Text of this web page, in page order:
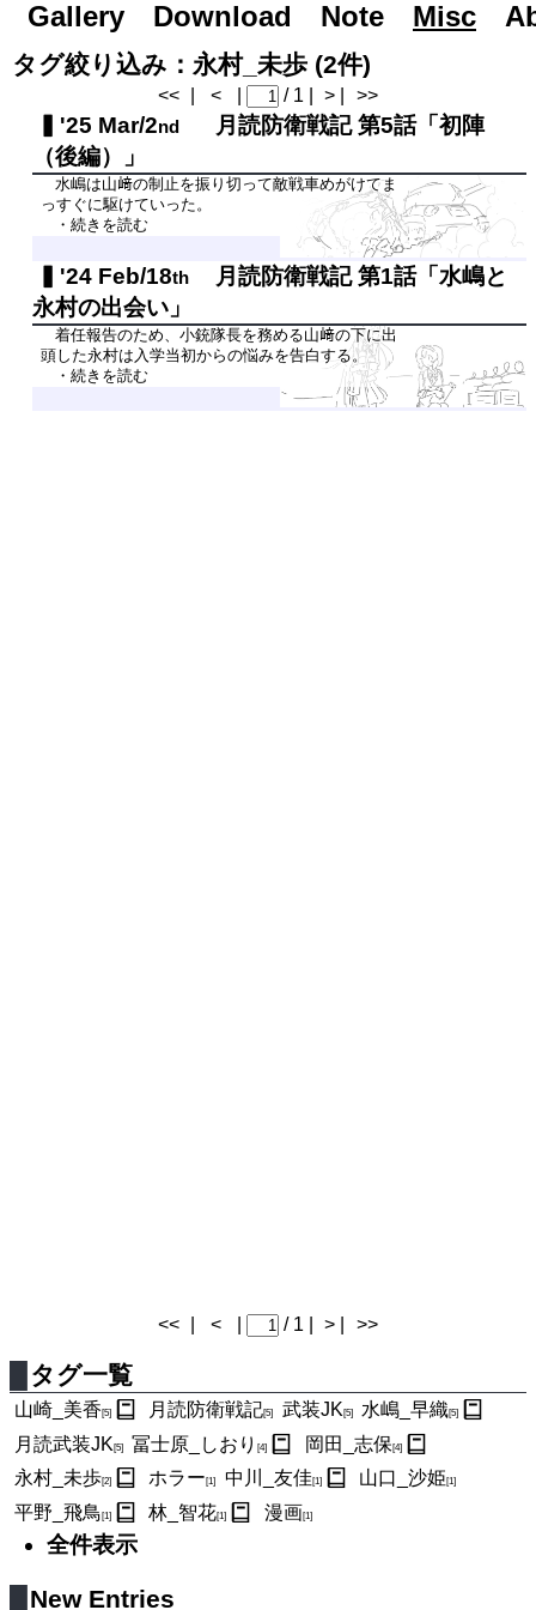
Road to Day After Tomorrow...
Gallery Download Note Misc
タグ絞り込み：永村_未歩 (2件)
<< < / 1 | > | >>
'25 Mar/2nd
月読防衛戦記 第5話「初陣
（後編）」
水嶋は山﨑の制止を振り切って敵戦車めがけてま
っすぐに駆けていった。
・続きを読む
'24 Feb/18th
月読防衛戦記 第1話「水嶋と
永村の出会い」
着任報告のため、小銃隊長を務める山﨑の下に出
頭した永村は入学当初からの悩みを告白する。
・続きを読む
<< < / 1 | > | >>
タグ一覧
山崎_美香 [5] 月読防衛戦記[5] 武装JK[5] 水嶋_早織[5]
月読武装JK[5] 冨士原_しおり[4] 岡田_志保[4]
永村_未歩[2] ホラー[1] 中川_友佳[1] 山口_沙姫[1]
平野_飛鳥[1] 林_智花[1] 漫画[1]
全件表示
New Entries